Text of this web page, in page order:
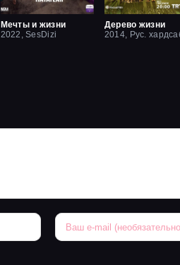
Мечты и жизни
2022, SesDizi
Дерево жизни
2014, Рус.